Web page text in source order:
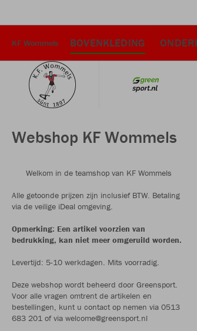
KF Wommels BOVENKLEDING
Webshop KF Wommels
Welkom in de teamshop van KF Wommels
Alle getoonde prijzen zijn inclusief BTW. Betaling
via de veilige iDeal omgeving.
Opmerking: Een artikel voorzien van
bedrukking, kan niet meer omgeruild worden.
Levertijd: 5-10 werkdagen. Mits voorradig.
Deze webshop wordt beheerd door Greensport.
Voor alle vragen omtrent de artikelen en
bestellingen, kunt u contact op nemen via 0513
683 201 of via welcome@greensport.nl